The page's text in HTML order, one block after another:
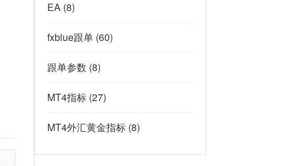
EA(8)
fxblue跟单(60)
跟单参数 (8)
MT4指标(27)
MT4外汇黄金指标(8)